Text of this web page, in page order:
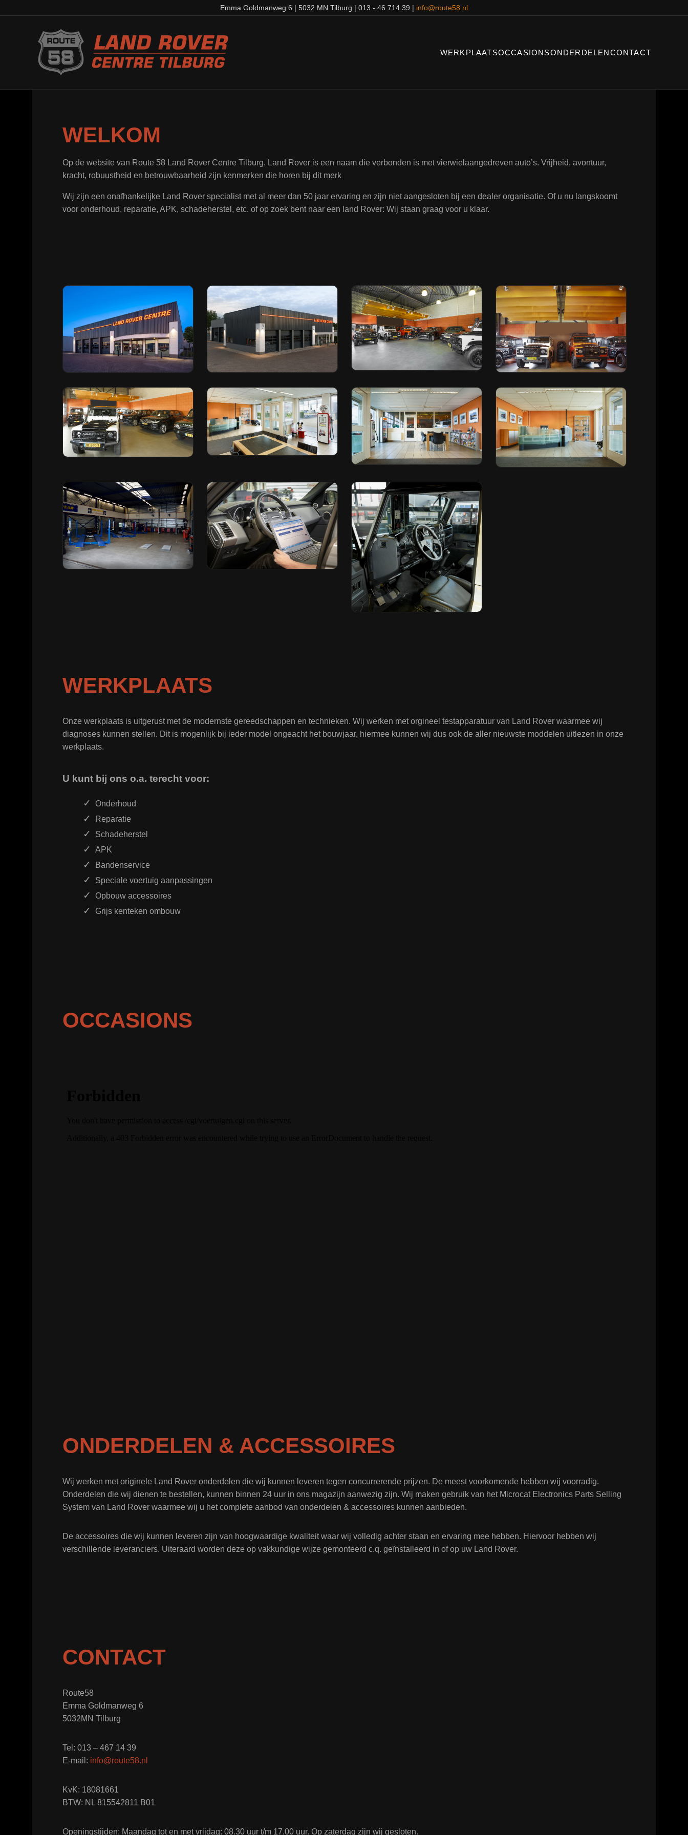
Emma Goldmanweg 6 | 5032 MN Tilburg | 013 - 46 714 39 | info@route58.nl
WERKPLAATSOCCASIONSONDERDELENCONTACT
WELKOM
Op de website van Route 58 Land Rover Centre Tilburg. Land Rover is een naam die verbonden is met vierwielaangedreven auto’s. Vrijheid, avontuur,
kracht, robuustheid en betrouwbaarheid zijn kenmerken die horen bij dit merk
Wij zijn een onafhankelijke Land Rover specialist met al meer dan 50 jaar ervaring en zijn niet aangesloten bij een dealer organisatie. Of u nu langskoomt
voor onderhoud, reparatie, APK, schadeherstel, etc. of op zoek bent naar een land Rover: Wij staan graag voor u klaar.
WERKPLAATS
Onze werkplaats is uitgerust met de modernste gereedschappen en technieken. Wij werken met orgineel testapparatuur van Land Rover waarmee wij
diagnoses kunnen stellen. Dit is mogenlijk bij ieder model ongeacht het bouwjaar, hiermee kunnen wij dus ook de aller nieuwste moddelen uitlezen in onze
werkplaats.
U kunt bij ons o.a. terecht voor:
Onderhoud
Reparatie
Schadeherstel
APK
Bandenservice
Speciale voertuig aanpassingen
Opbouw accessoires
Grijs kenteken ombouw
OCCASIONS
ONDERDELEN & ACCESSOIRES
Wij werken met originele Land Rover onderdelen die wij kunnen leveren tegen concurrerende prijzen. De meest voorkomende hebben wij voorradig.
Onderdelen die wij dienen te bestellen, kunnen binnen 24 uur in ons magazijn aanwezig zijn. Wij maken gebruik van het Microcat Electronics Parts Selling
System van Land Rover waarmee wij u het complete aanbod van onderdelen & accessoires kunnen aanbieden.
De accessoires die wij kunnen leveren zijn van hoogwaardige kwaliteit waar wij volledig achter staan en ervaring mee hebben. Hiervoor hebben wij
verschillende leveranciers. Uiteraard worden deze op vakkundige wijze gemonteerd c.q. geïnstalleerd in of op uw Land Rover.
CONTACT
Route58
Emma Goldmanweg 6
5032MN Tilburg
Tel: 013 – 467 14 39
E-mail: info@route58.nl
KvK: 18081661
BTW: NL 815542811 B01
Openingstijden: Maandag tot en met vrijdag: 08.30 uur t/m 17.00 uur. Op zaterdag zijn wij gesloten.